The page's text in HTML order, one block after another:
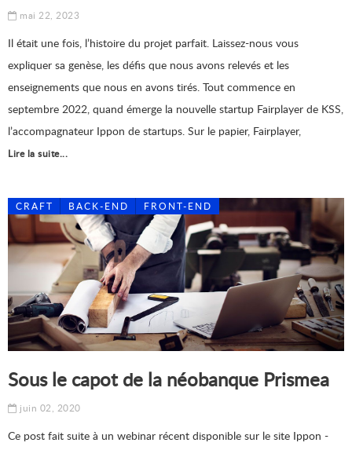
mai 22, 2023
Il était une fois, l’histoire du projet parfait. Laissez-nous vous
expliquer sa genèse, les défis que nous avons relevés et les
enseignements que nous en avons tirés. Tout commence en
septembre 2022, quand émerge la nouvelle startup Fairplayer de KSS,
l’accompagnateur Ippon de startups. Sur le papier, Fairplayer,
Lire la suite...
CRAFT BACK-END FRONT-END
Sous le capot de la néobanque Prismea
juin 02, 2020
Ce post fait suite à un webinar récent disponible sur le site Ippon -